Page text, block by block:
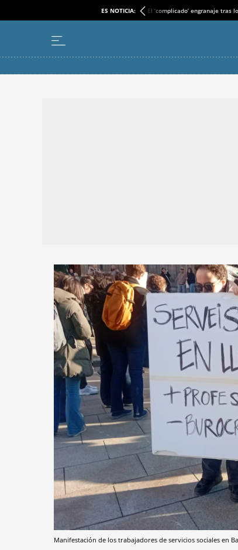
ES NOTICIA: El ‘complicado’ engranaje tras
Manifestación de los trabajadores de servicios sociales en